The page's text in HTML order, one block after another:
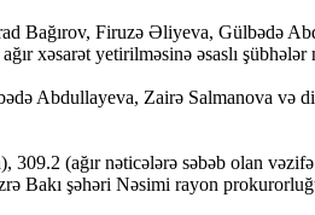
Bağırov, Firuzə Əliyeva, Gülbədə
xəsarət yetirilməsinə əsaslı
Abdullayeva, Zairə Salmanova
309.2 (ağır nəticələrə səbəb olan
Bakı şəhəri Nəsimi rayon